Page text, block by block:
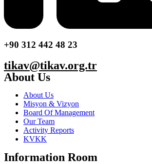
+90 312 442 48 23
tikav@tikav.org.tr
About Us
About Us
Misyon & Vizyon
Board Of Management
Our Team
Activity Reports
KVKK
Information Room